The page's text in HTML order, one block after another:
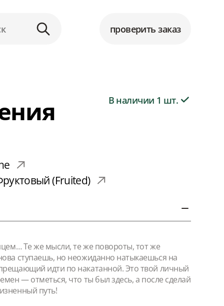
проверить заказ
В наличии 1 шт.
(Fruited)
Те же мысли, те же повороты, тот же
ступаешь, но неожиданно натыкаешься на
идти по накатанной. Это твой личный
— отметься, что ты был здесь, а после сделай
путь!